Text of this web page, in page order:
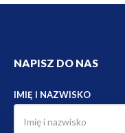
NAPISZ DO NAS
IMIĘ I NAZWISKO